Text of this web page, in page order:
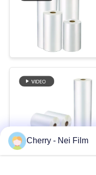
Cherry - Nei Film